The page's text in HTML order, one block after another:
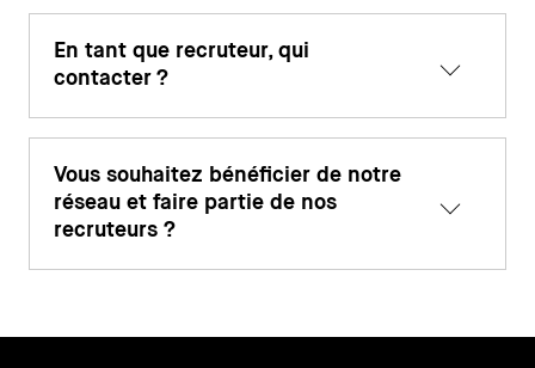
En tant que recruteur, qui
contacter ?
Vous souhaitez bénéficier de notre
réseau et faire partie de nos
recruteurs ?